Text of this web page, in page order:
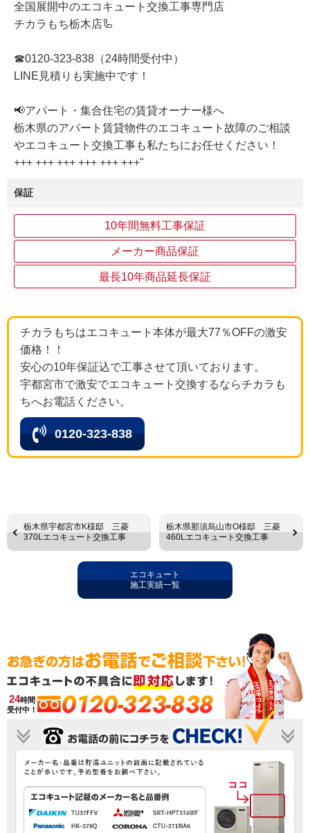
全国展開中のエコキュート交換工事専門店
チカラもち栃木店🦾
☎0120-323-838（24時間受付中）
LINE見積りも実施中です！
📢アパート・集合住宅の賃貸オーナー様へ
栃木県のアパート賃貸物件のエコキュート故障のご相談
やエコキュート交換工事も私たちにお任せください！
+++ +++ +++ +++ +++ +++"
保証
10年間無料工事保証
メーカー商品保証
最長10年商品延長保証
チカラもちはエコキュート本体が最大77％OFFの激安
価格！！
安心の10年保証込で工事させて頂いております。
宇都宮市で激安でエコキュート交換するならチカラも
ちへお電話ください。
0120-323-838
栃木県宇都宮市K様邸 三菱
370Lエコキュート交換工事
栃木県那須烏山市O様邸 三菱
460Lエコキュート交換工事
エコキュート
施工実績一覧
24時間
受付中！
0120-323-838